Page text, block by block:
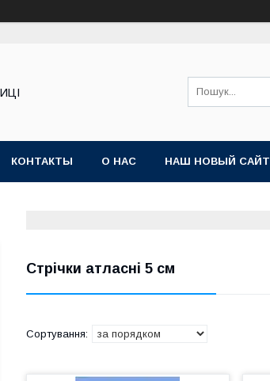
КОНТАКТЫ О НАС НАШ НОВЫЙ САЙТ
Стрічки атласні 5 см